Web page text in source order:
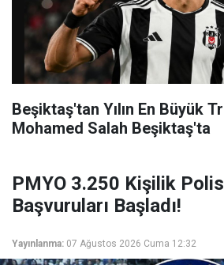
Beşiktaş'tan Yılın En Büyük
Mohamed Salah Beşiktaş'ta
PMYO 3.250 Kişilik Polis
Başvuruları Başladı!
Yayınlanma: 07 Ağustos 2026 Cuma 12:32